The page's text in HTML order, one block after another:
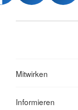
Mitwirken
Informieren